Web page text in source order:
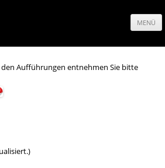
MENÜ
Springe
Aufführungen entnehmen Sie bitte